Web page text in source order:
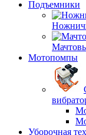
Подъемники
Мотопомпы
Уборочная